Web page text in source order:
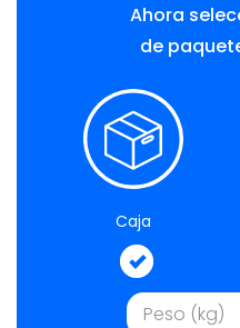
Ahora
de
Caja